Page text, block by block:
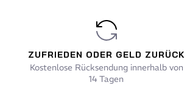
ZUFRIEDEN ODER GELD ZURÜCK
Kostenlose Rücksendung innerhalb von
14 Tagen